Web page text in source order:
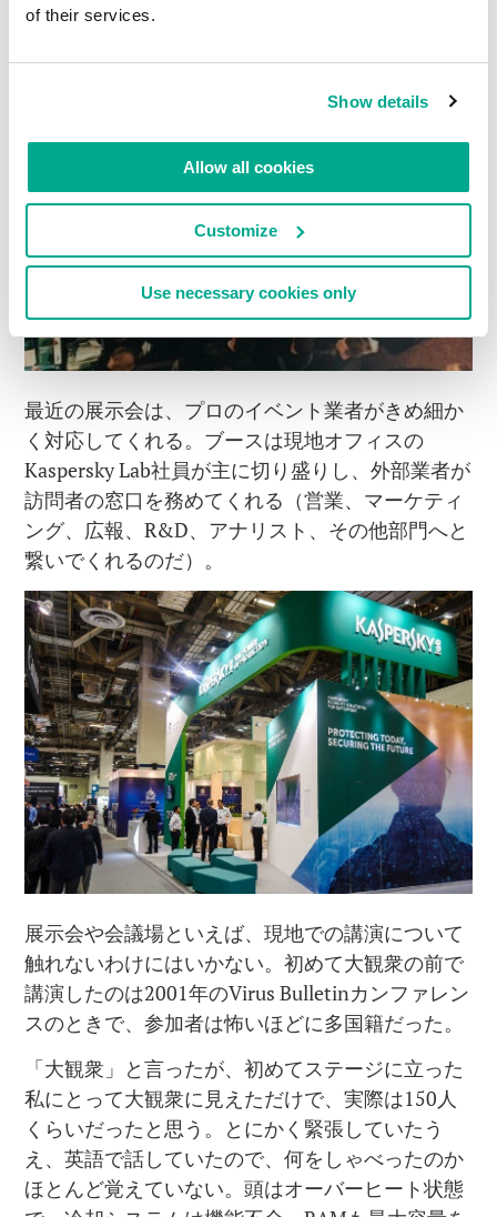
of their services.
Show details
Allow all cookies
Customize
Use necessary cookies only
最近の展示会は、プロのイベント業者がきめ細か
く対応してくれる。ブースは現地オフィスの
Kaspersky Lab社員が主に切り盛りし、外部業者が
訪問者の窓口を務めてくれる（営業、マーケティ
ング、広報、R&D、アナリスト、その他部門へと
繋いでくれるのだ）。
展示会や会議場といえば、現地での講演について
触れないわけにはいかない。初めて大観衆の前で
講演したのは2001年のVirus Bulletinカンファレン
スのときで、参加者は怖いほどに多国籍だった。
「大観衆」と言ったが、初めてステージに立った
私にとって大観衆に見えただけで、実際は150人
くらいだったと思う。とにかく緊張していたう
え、英語で話していたので、何をしゃべったのか
ほとんど覚えていない。頭はオーバーヒート状態